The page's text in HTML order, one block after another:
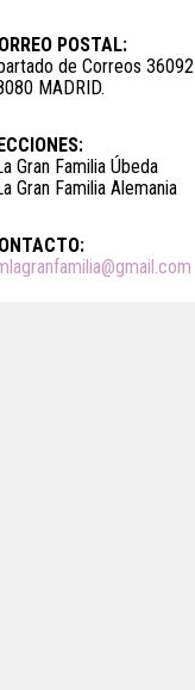
POSTAL:
de Correos 36092
MADRID.
Gran Familia Úbeda
Gran Familia Alemania